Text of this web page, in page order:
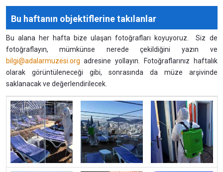
Bu haftanın objektiflerine takılanlar
Bu alana her hafta bize ulaşan fotoğrafları koyuyoruz. Siz de
fotoğraflayın, mümkünse nerede çekildiğini yazın ve
bilgi@adalarmuzesi.org adresine yollayın. Fotoğraflarınız haftalık
olarak görüntüleneceği gibi, sonrasında da müze arşivinde
saklanacak ve değerlendirilecek.